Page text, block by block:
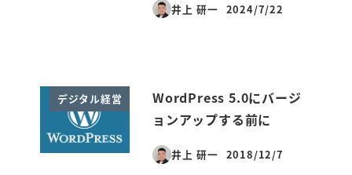
井上 研一
投稿日
2024/7/22
デジタル経営
WordPress 5.0にバージ
ョンアップする前に
井上 研一
投稿日
2018/12/7